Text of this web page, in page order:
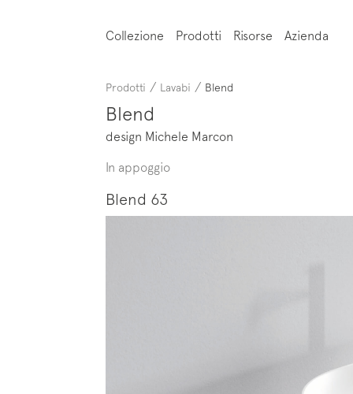
Collezione Prodotti Risorse Azienda
Prodotti / Lavabi / Blend
Blend
design Michele Marcon
In appoggio
Blend 63